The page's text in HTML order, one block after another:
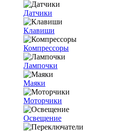
Датчики
Клавиши
Компрессоры
Лампочки
Маяки
Моторчики
Освещение